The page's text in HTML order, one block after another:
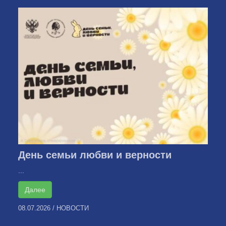
День семьи любви и верности
...
Далее
08.07.2026 / НОВОСТИ